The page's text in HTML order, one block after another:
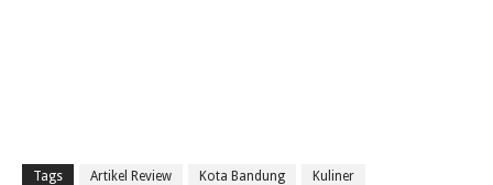
Tags Artikel Review Kota Bandung Kuliner